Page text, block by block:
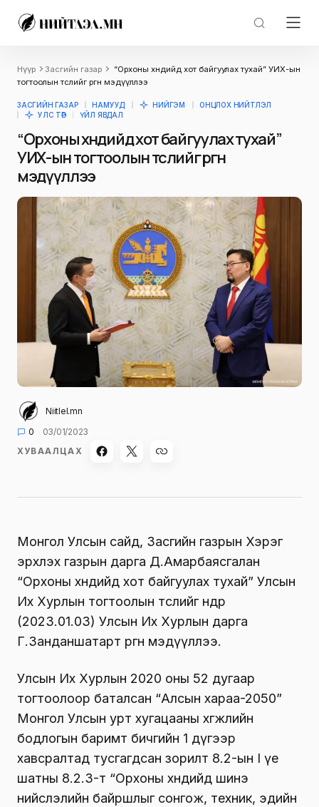
Нүүр Засгийн газар
“Орхоны хөндийд хот байгуулах тухай” УИХ-ын
тогтоолын төслийг өргөн мэдүүллээ
ЗАСГИЙН ГАЗАР НАМУУД НИЙГЭМ
ОНЦЛОХ НИЙТЛЭЛ
УЛС ТӨР
ҮЙЛ ЯВДАЛ
“Орхоны хөндийд хот байгуулах тухай”
УИХ-ын тогтоолын төслийг өргөн
мэдүүллээ
Niitlel.mn
0
03/01/2023
ХУВААЛЦАХ
Монгол Улсын сайд, Засгийн газрын Хэрэг
эрхлэх газрын дарга Д.Амарбаясгалан
“Орхоны хөндийд хот байгуулах тухай” Улсын
Их Хурлын тогтоолын төслийг өнөөдөр
(2023.01.03) Улсын Их Хурлын дарга
Г.Занданшатарт өргөн мэдүүллээ.
Улсын Их Хурлын 2020 оны 52 дугаар
тогтоолоор баталсан “Алсын хараа-2050”
Монгол Улсын урт хугацааны хөгжлийн
бодлогын баримт бичгийн 1 дүгээр
хавсралтад тусгагдсан зорилт 8.2-ын I үе
шатны 8.2.3-т “Орхоны хөндийд шинэ
нийслэлийн байршлыг сонгож, техник, эдийн